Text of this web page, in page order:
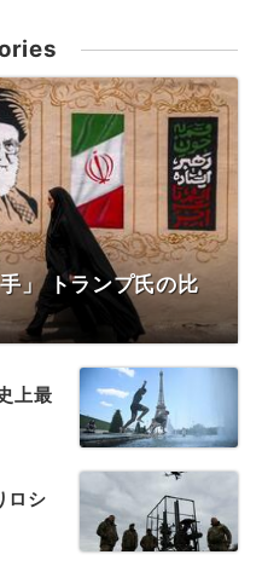
」 トランプ氏の比
上最
ロシ